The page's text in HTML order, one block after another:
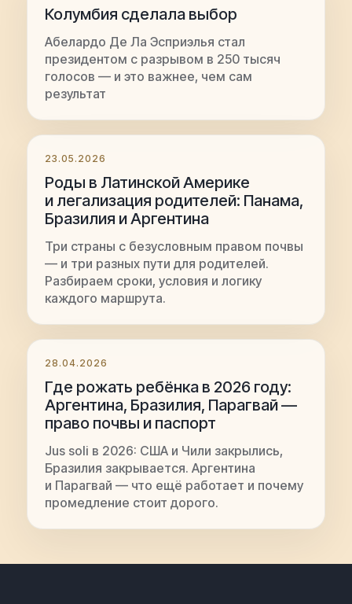
Колумбия сделала выбор
Абелардо Де Ла Эсприэлья стал
президентом с разрывом в 250 тысяч
голосов — и это важнее, чем сам
результат
23.05.2026
Роды в Латинской Америке
и легализация родителей: Панама,
Бразилия и Аргентина
Три страны с безусловным правом почвы
— и три разных пути для родителей.
Разбираем сроки, условия и логику
каждого маршрута.
28.04.2026
Где рожать ребёнка в 2026 году:
Аргентина, Бразилия, Парагвай —
право почвы и паспорт
Jus soli в 2026: США и Чили закрылись,
Бразилия закрывается. Аргентина
и Парагвай — что ещё работает и почему
промедление стоит дорого.